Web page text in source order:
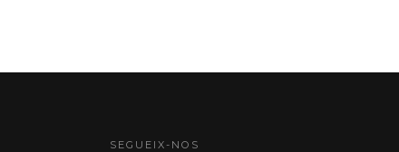
SEGUEIX-NOS